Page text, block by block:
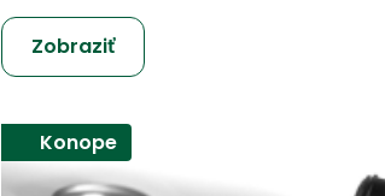
Zobraziť
Konope